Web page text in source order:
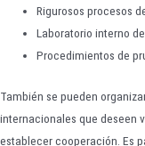
Rigurosos procesos
Laboratorio interno
Procedimientos de
También se pueden
internacionales que deseen
establecer cooperación. Es